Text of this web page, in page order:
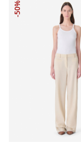
-50%